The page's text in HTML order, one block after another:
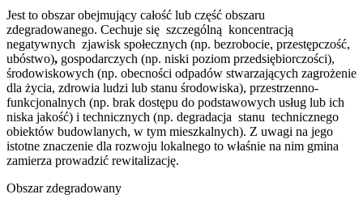
Jest to obszar obejmujący całość lub część obszaru
zdegradowanego. Cechuje się szczególną koncentracją
negatywnych zjawisk społecznych (np. bezrobocie, przestępczość,
ubóstwo), gospodarczych (np. niski poziom przedsiębiorczości),
środowiskowych (np. obecności odpadów stwarzających zagrożenie
dla życia, zdrowia ludzi lub stanu środowiska), przestrzenno-
funkcjonalnych (np. brak dostępu do podstawowych usług lub ich
niska jakość) i technicznych (np. degradacja stanu technicznego
obiektów budowlanych, w tym mieszkalnych). Z uwagi na jego
istotne znaczenie dla rozwoju lokalnego to właśnie na nim gmina
zamierza prowadzić rewitalizację.
Obszar zdegradowany